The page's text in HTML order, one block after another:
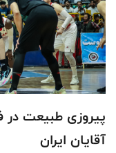
پیروزی طبیعت در
آقایان ایران